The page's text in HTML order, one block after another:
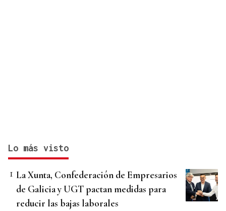
Lo más visto
La Xunta, Confederación de Empresarios
de Galicia y UGT pactan medidas para
reducir las bajas laborales